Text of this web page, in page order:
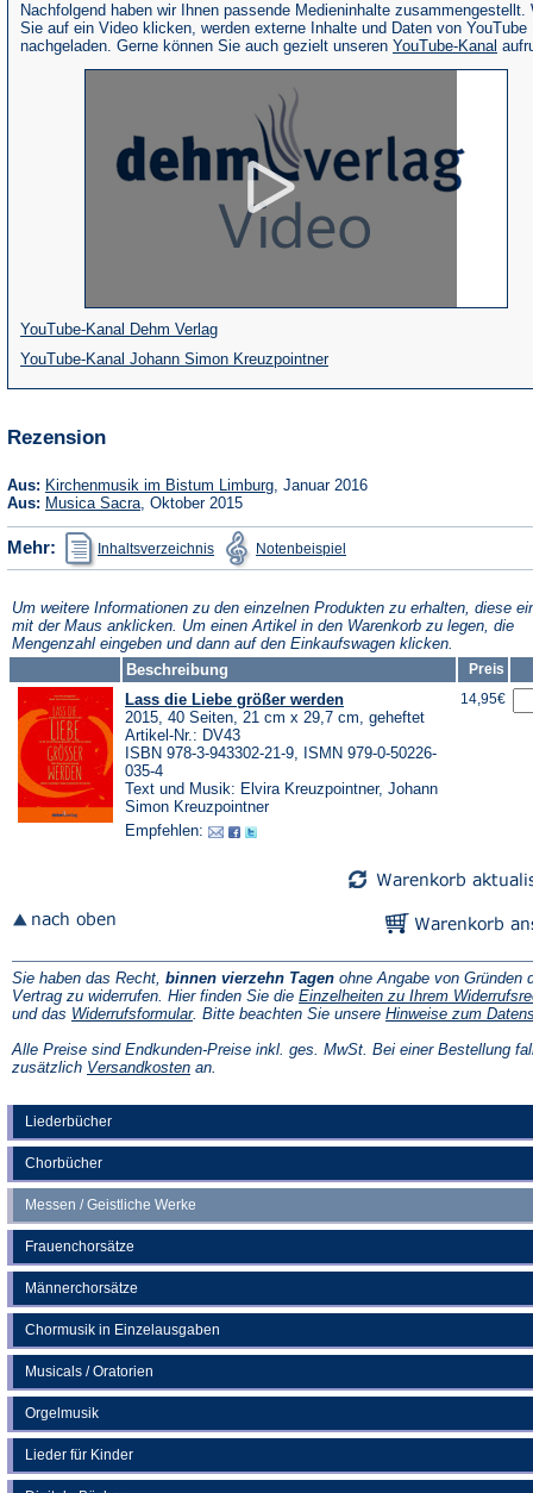
Liederbücher
Chorbücher
Messen / Geistliche Werke
Frauenchorsätze
Männerchorsätze
Chormusik in Einzelausgaben
Musicals / Oratorien
Orgelmusik
Lieder für Kinder
Nachfolgend haben wir Ihnen passende Medieninhalte zusammengestellt.
Sie auf ein Video klicken, werden externe Inhalte und Daten von YouTube
nachgeladen. Gerne können Sie auch gezielt unseren YouTube-Kanal
YouTube-Kanal Dehm Verlag(Öffnet
in
einem
YouTube-Kanal Johann Simon Kreuzpointner(Öffnet
in
Tab)
Rezension
Aus: Kirchenmusik im Bistum Limburg(Öffnet
Tab)
, Januar 2016
Aus: Musica Sacra(Öffnet
neuen
Tab)
, Oktober 2015
Mehr: Inhaltsverzeichnis
(Öffnet
in
einem
Tab)
Notenbeispiel in
einem
Tab)
Um weitere Informationen zu den einzelnen Produkten zu erhalten, diese
mit der Maus anklicken. Um einen Artikel in den Warenkorb zu legen, die
Mengenzahl eingeben und dann auf den Einkaufswagen klicken.
Beschreibung
Preis
Lass die Liebe größer werden
2015, 40 Seiten, 21 cm x 29,7 cm, geheftet
Artikel-Nr.: DV43
ISBN 978-3-943302-21-9, ISMN 979-0-50226-
035-4
Text und Musik: Elvira Kreuzpointner, Johann
Simon Kreuzpointner
Empfehlen:
14,95€
Sie haben das Recht, binnen vierzehn Tagen ohne Angabe von Gründen
Vertrag zu widerrufen. Hier finden Sie die Einzelheiten zu Ihrem
und das Widerrufsformular(Öffnet
einem
neuen
. Bitte beachten Sie unsere Hinweise zum
Alle Preise sind Endkunden-Preise inkl. ges. MwSt. Bei einer Bestellung
zusätzlich Versandkosten(Öffnet
an.